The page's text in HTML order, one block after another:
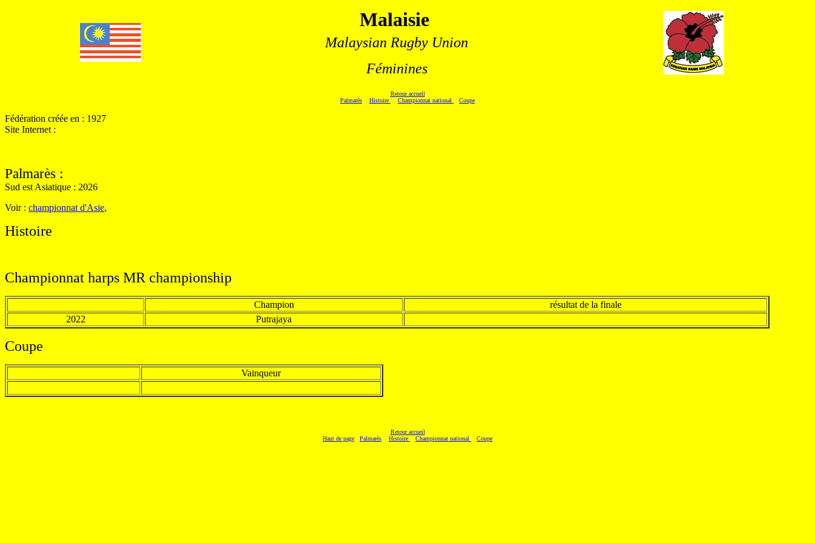
Malaisie.
Malaysian Rugby Union
Féminines
Retour accueil
Palmarès
Histoire Championnat national Coupe
Fédération créée en : 1927
Site Internet :
Palmarès :
Sud est Asiatique : 2026
Voir : championnat d'Asie,
Histoire
Championnat harps MR championship
Champion
résultat de la finale
2022
Putrajaya
Coupe
Vainqueur
Retour accueil
Haut de page
Palmarès Histoire Championnat national Coupe